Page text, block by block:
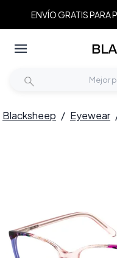
ENVÍO GRATIS PARA
Blacksheep / Eyewear